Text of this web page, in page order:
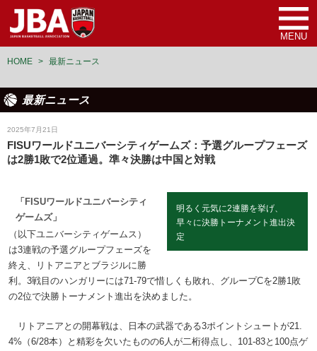
MENU
HOME > 最新ニュース
最新ニュース
2025年7月21日
FISUワールドユニバーシティゲームズ：予選グループフェーズ
は2勝1敗で2位通過。準々決勝は中国と対戦
明るく元気に2連勝を挙げ、
早々に決勝トーナメント進出決
定
「FISUワールドユニバーシティ
ゲームズ」
（以下ユニバーシティゲームス）
は3連戦の予選グループフェーズを
終え、リトアニアとブラジルに勝
利。3戦目のハンガリーには71-79で惜しくも敗れ、グループCを2勝1敗
の2位で決勝トーナメント進出を決めました。
リトアニアとの開幕戦は、日本の武器である3ポイントシュートが21.
4%（6/28本）と精彩を欠いたものの6人が二桁得点し、101-83と100点ゲ